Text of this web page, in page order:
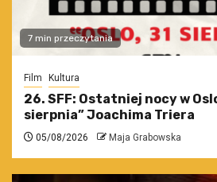
7 min przeczytania
Film Kultura
26. SFF: Ostatniej nocy w
sierpnia” Joachima Triera
05/08/2026 Maja Grabowska